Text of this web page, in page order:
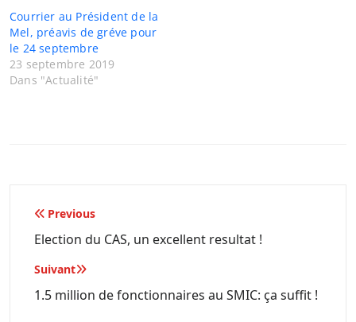
Courrier au Président de la
Mel, préavis de gréve pour
le 24 septembre
23 septembre 2019
Dans "Actualité"
Navigation
de
l’article
Previous
Election du CAS, un excellent resultat !
Suivant
1.5 million de fonctionnaires au SMIC: ça suffit !